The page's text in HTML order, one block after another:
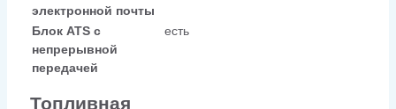
электронной почты
Блок ATS с
непрерывной
передачей
есть
Топливная